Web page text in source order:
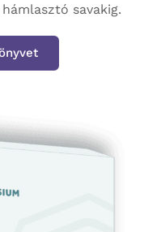
savakig.